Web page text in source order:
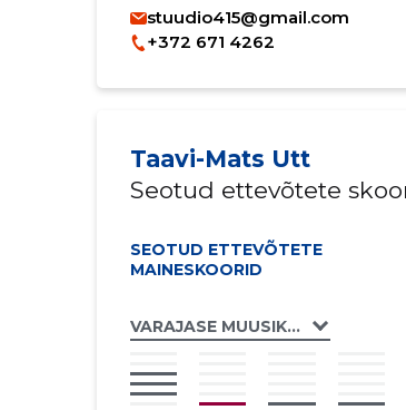
stuudio415@gmail.com
+372 671 4262
Taavi-Mats Utt
Seotud ettevõtete
SEOTUD ETTEVÕTETE
MAINESKOORID
VARAJASE MUUSIKA STUUDIO